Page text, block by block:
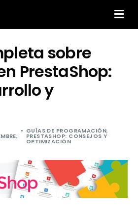
sobre
PrestaShop:
y
GUÍAS DE PROGRAMACIÓN,
PRESTASHOP: CONSEJOS Y
OPTIMIZACIÓN